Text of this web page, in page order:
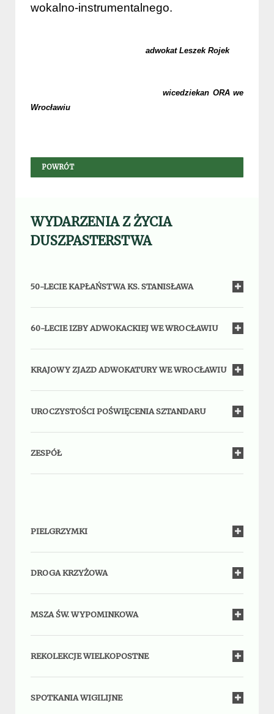
wokalno-instrumentalnego.
adwokat Leszek Rojek
wicedziekan ORA we
Wrocławiu
POWRÓT
WYDARZENIA Z ŻYCIA
DUSZPASTERSTWA
50-LECIE KAPŁAŃSTWA KS. STANISŁAWA
60-LECIE IZBY ADWOKACKIEJ WE WROCŁAWIU
KRAJOWY ZJAZD ADWOKATURY WE WROCŁAWIU
UROCZYSTOŚCI POŚWIĘCENIA SZTANDARU
ZESPÓŁ
PIELGRZYMKI
DROGA KRZYŻOWA
MSZA ŚW. WYPOMINKOWA
REKOLEKCJE WIELKOPOSTNE
SPOTKANIA WIGILIJNE